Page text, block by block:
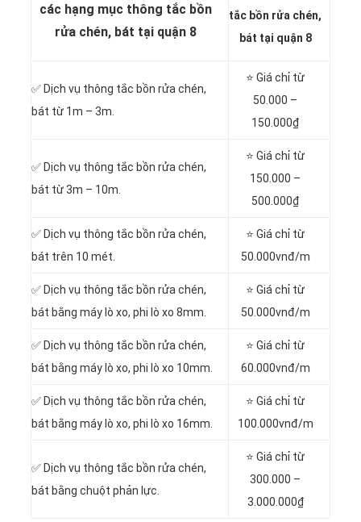
các hạng mục thông tắc bồn
rửa chén, bát tại quận 8
tắc bồn rửa chén,
bát tại quận 8
✅ Dịch vụ thông tắc bồn rửa chén,
bát từ 1m – 3m.
⭐ Giá chỉ từ
50.000 –
150.000₫
✅ Dịch vụ thông tắc bồn rửa chén,
bát từ 3m – 10m.
⭐ Giá chỉ từ
150.000 –
500.000₫
✅ Dịch vụ thông tắc bồn rửa chén,
bát trên 10 mét.
⭐ Giá chỉ từ
50.000vnđ/m
✅ Dịch vụ thông tắc bồn rửa chén,
bát bằng máy lò xo, phi lò xo 8mm.
⭐ Giá chỉ từ
50.000vnđ/m
✅ Dịch vụ thông tắc bồn rửa chén,
bát bằng máy lò xo, phi lò xo 10mm.
⭐ Giá chỉ từ
60.000vnđ/m
✅ Dịch vụ thông tắc bồn rửa chén,
bát bằng máy lò xo, phi lò xo 16mm.
⭐ Giá chỉ từ
100.000vnđ/m
✅ Dịch vụ thông tắc bồn rửa chén,
bát bằng chuột phản lực.
⭐ Giá chỉ từ
300.000 –
3.000.000₫